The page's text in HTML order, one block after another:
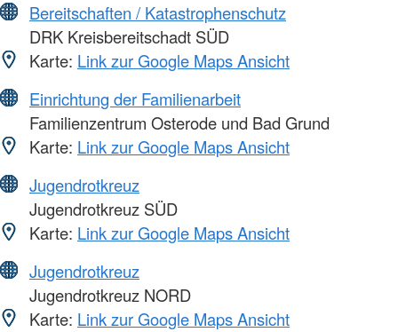
Bereitschaften / Katastrophenschutz
DRK Kreisbereitschadt SÜD
Karte: Link zur Google Maps Ansicht
Einrichtung der Familienarbeit
Familienzentrum Osterode und Bad Grund
Karte: Link zur Google Maps Ansicht
Jugendrotkreuz
Jugendrotkreuz SÜD
Karte: Link zur Google Maps Ansicht
Jugendrotkreuz
Jugendrotkreuz NORD
Karte: Link zur Google Maps Ansicht